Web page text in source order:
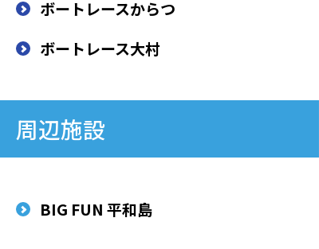
ボートレースからつ
ボートレース大村
周辺施設
BIG FUN 平和島